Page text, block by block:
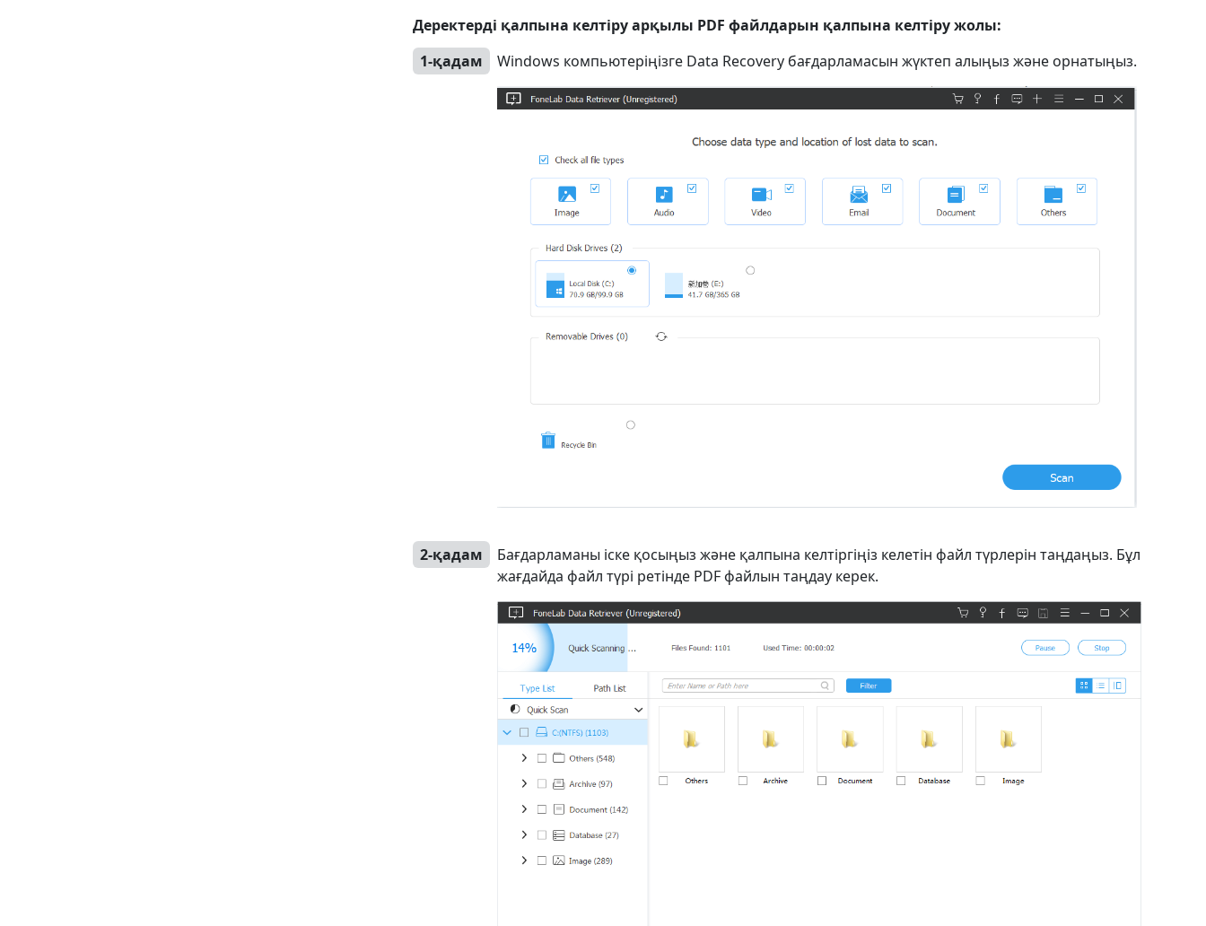
Деректерді қалпына келтіру арқылы PDF файлдарын қалпына келтіру жолы:
1-қадам
Windows компьютеріңізге Data Recovery бағдарламасын жүктеп алыңыз және орнатыңыз.
2-қадам
Бағдарламаны іске қосыңыз және қалпына келтіргіңіз келетін файл түрлерін таңдаңыз. Бұл
жағдайда файл түрі ретінде PDF файлын таңдау керек.